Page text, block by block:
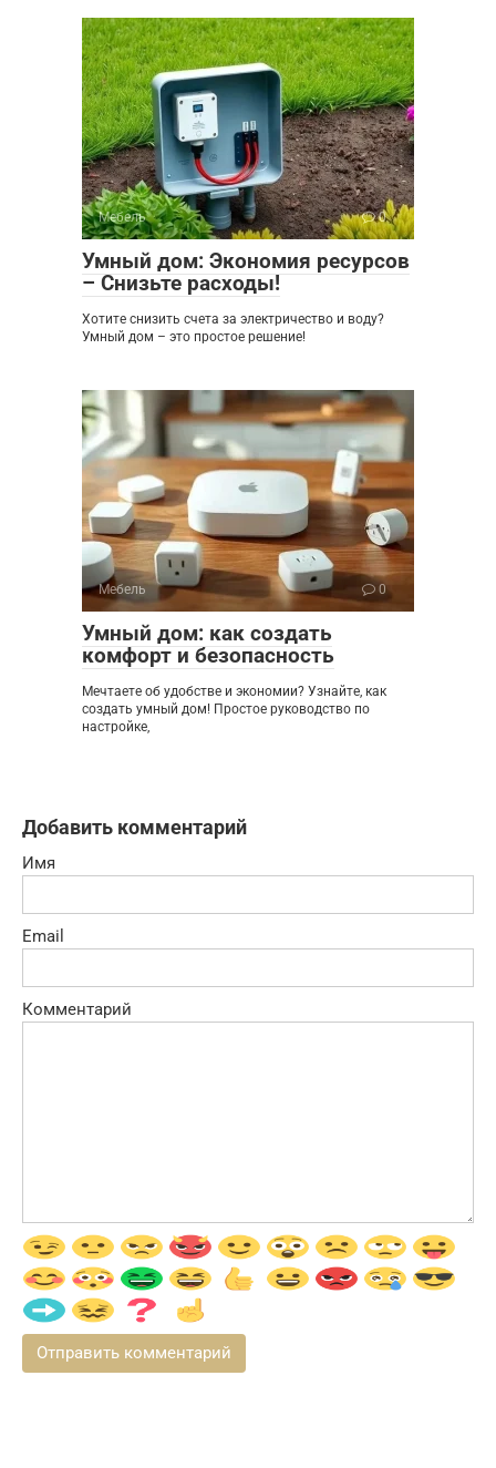
Мебель 0
Умный дом: Экономия ресурсов
– Снизьте расходы!
Хотите снизить счета за электричество и воду?
Умный дом – это простое решение!
Мебель 0
Умный дом: как создать
комфорт и безопасность
Мечтаете об удобстве и экономии? Узнайте, как
создать умный дом! Простое руководство по
настройке,
Добавить комментарий
Имя
Email
Комментарий